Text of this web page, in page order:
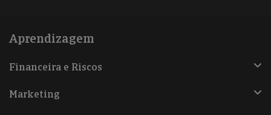
Aprendizagem
Financeira e Riscos
Marketing